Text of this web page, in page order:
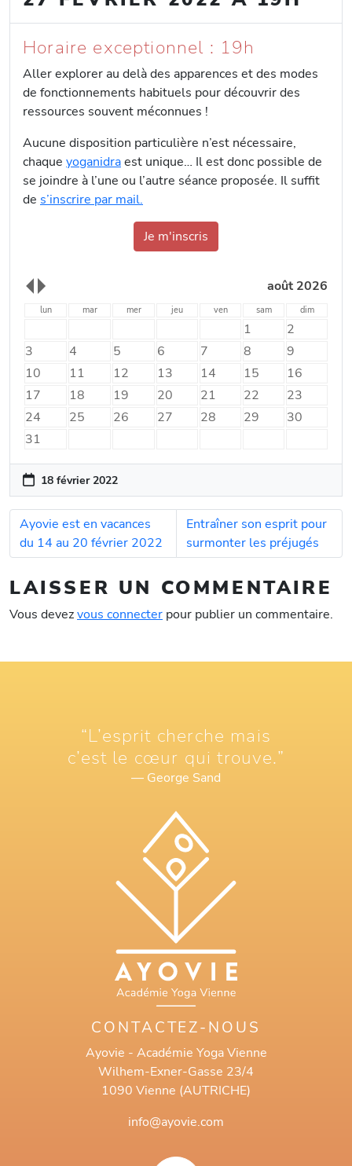
Horaire exceptionnel : 19h
Aller explorer au delà des apparences et des modes
de fonctionnements habituels pour découvrir des
ressources souvent méconnues !
Aucune disposition particulière n’est nécessaire,
chaque yoganidraest unique… Il est donc possible de
se joindre à l’une ou l’autre séance proposée. Il suffit
de s’inscrire par mail.
Je m'inscris
août 2026
lun mar mer jeu ven sam dim
1
2
3
4 5 6 7 8
9
10
11 12 13 14 15
16
17
18 19 20 21 22
23
24
25 26 27 28 29
30
31
18 février 2022
Ayovie est en vacances
du 14 au 20 février 2022
Entraîner son esprit pour
surmonter les préjugés
LAISSER UN COMMENTAIRE
Vous devezvous connecter pour publier un commentaire.
“L’esprit cherche mais
c’est le cœur qui trouve.”
— George Sand
CONTACTEZ-NOUS
Ayovie - Académie Yoga Vienne
Wilhem-Exner-Gasse 23/4
1090 Vienne (AUTRICHE)
info@ayovie.com